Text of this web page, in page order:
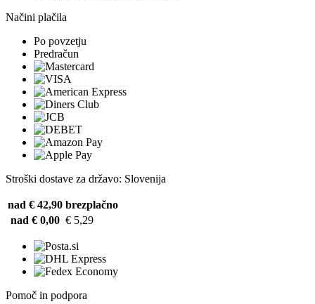
Načini plačila
Po povzetju
Predračun
Stroški dostave za državo: Slovenija
nad € 42,90 brezplačno
nad € 0,00 € 5,29
Pomoč in podpora